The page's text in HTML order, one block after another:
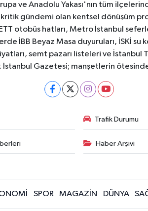
ve Anadolu Yakası'nın tüm
gündemi olan kentsel dönüşüm
otobüs hatları, Metro İstanbul
İBB Beyaz Masa duyuruları, İSKİ su
semt pazarı listeleri ve İstanbul
Gazetesi; manşetlerin
Trafik Durumu
Haber Arşivi
SPOR MAGAZİN DÜNYA